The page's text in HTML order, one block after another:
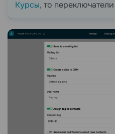
Курсы, то